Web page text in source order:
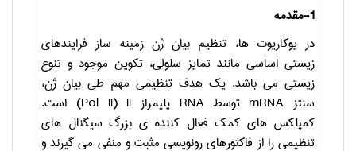
1-مقدمه
در یوکاریوت ها، تنظیم بیان ژن زمینه ساز فرایندهای
زیستی اساسی مانند تمایز سلولی، تکوین موجود و تنوع
زیستی می باشد. یک هدف تنظیمی مهم طی بیان ژن،
سنتز mRNA توسطRNA پلیمراز II
(
Pol II) است.
کمپلکس های کمک فعال کننده ی بزرگ سیگنال های
تنظیمی را از فاکتورهای رونویسی مثبت و منفی می گیرند و